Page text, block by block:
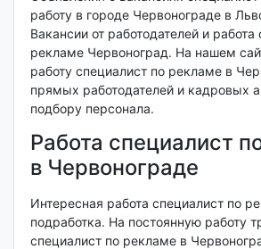
работу в городе Червонограде в
Вакансии от работодателей и работа
рекламе Червоноград. На нашем
работу специалист по рекламе в
прямых работодателей и кадровых
подбору персонала.
Работа специалист
в Червонограде
Интересная работа специалист по
подработка. На постоянную работу
специалист по рекламе в